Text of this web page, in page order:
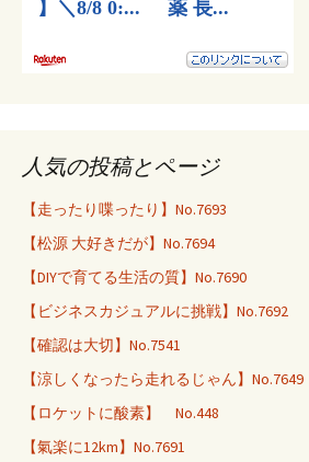
人気の投稿とページ
【走ったり喋ったり】No.7693
【松源 大好きだが】No.7694
【DIYで育てる生活の質】No.7690
【ビジネスカジュアルに挑戦】No.7692
【確認は大切】No.7541
【涼しくなったら走れるじゃん】No.7649
【ロケットに酸素】 No.448
【氣楽に12km】No.7691